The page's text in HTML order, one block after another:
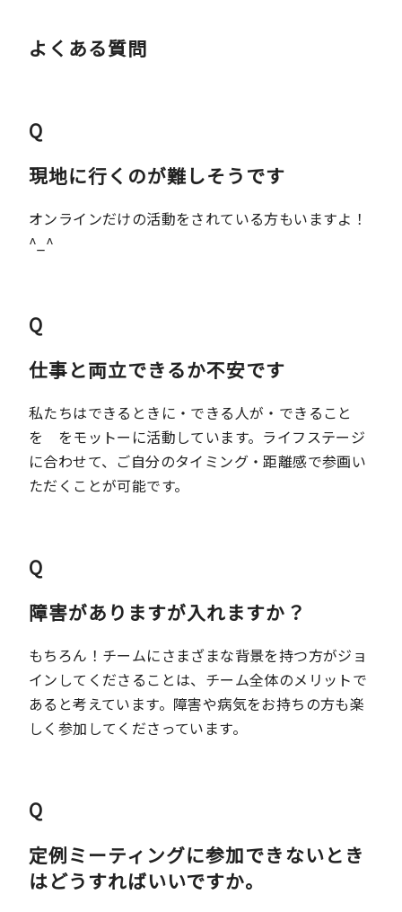
よくある質問
Q
現地に行くのが難しそうです
オンラインだけの活動をされている方もいますよ！
^_^
Q
仕事と両立できるか不安です
私たちはできるときに・できる人が・できること
を をモットーに活動しています。ライフステージ
に合わせて、ご自分のタイミング・距離感で参画い
ただくことが可能です。
Q
障害がありますが入れますか？
もちろん！チームにさまざまな背景を持つ方がジョ
インしてくださることは、チーム全体のメリットで
あると考えています。障害や病気をお持ちの方も楽
しく参加してくださっています。
Q
定例ミーティングに参加できないとき
はどうすればいいですか。